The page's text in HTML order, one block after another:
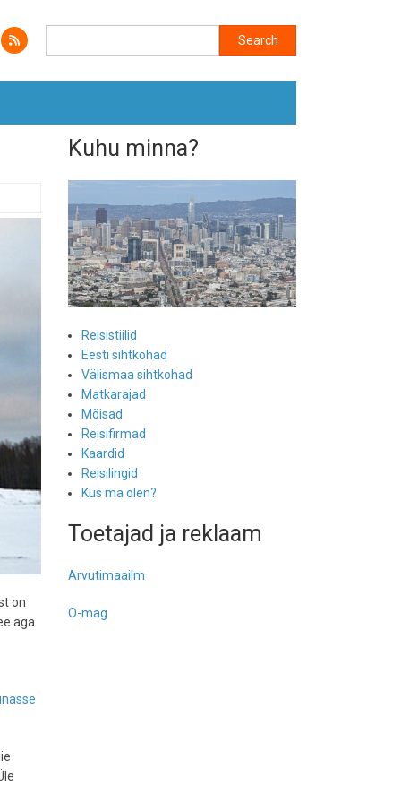
on
aga
Kuhu minna?
Reisistiilid
Eesti sihtkohad
Välismaa sihtkohad
Matkarajad
Mõisad
Reisifirmad
Kaardid
Reisilingid
Kus ma olen?
Toetajad ja reklaam
Arvutimaailm
O-mag